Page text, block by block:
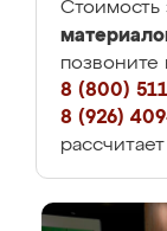
Стоимость
8 (800)
8 (926)